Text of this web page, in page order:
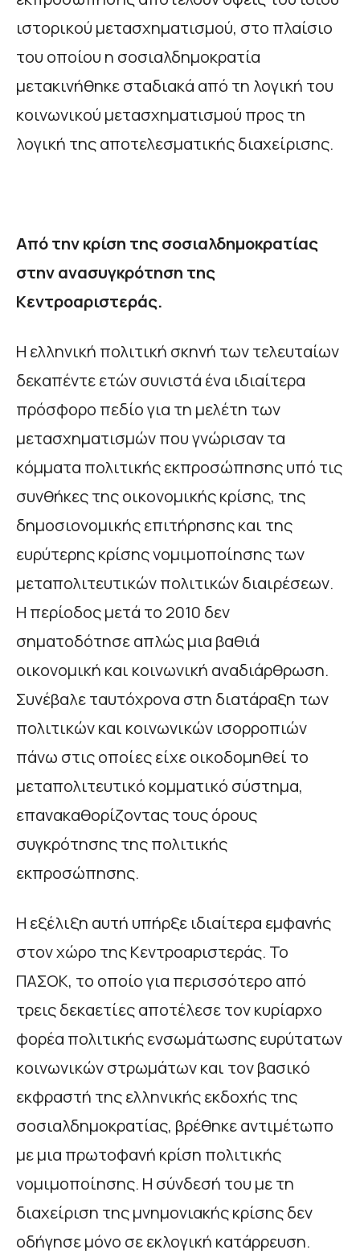
ιστορικού μετασχηματισμού, στο πλαίσιο
του οποίου η σοσιαλδημοκρατία
μετακινήθηκε σταδιακά από τη λογική του
κοινωνικού μετασχηματισμού προς τη
λογική της αποτελεσματικής διαχείρισης.
Από την κρίση της σοσιαλδημοκρατίας
στην ανασυγκρότηση της
Κεντροαριστεράς.
Η ελληνική πολιτική σκηνή των τελευταίων
δεκαπέντε ετών συνιστά ένα ιδιαίτερα
πρόσφορο πεδίο για τη μελέτη των
μετασχηματισμών που γνώρισαν τα
κόμματα πολιτικής εκπροσώπησης υπό τις
συνθήκες της οικονομικής κρίσης, της
δημοσιονομικής επιτήρησης και της
ευρύτερης κρίσης νομιμοποίησης των
μεταπολιτευτικών πολιτικών διαιρέσεων.
Η περίοδος μετά το 2010 δεν
σηματοδότησε απλώς μια βαθιά
οικονομική και κοινωνική αναδιάρθρωση.
Συνέβαλε ταυτόχρονα στη διατάραξη των
πολιτικών και κοινωνικών ισορροπιών
πάνω στις οποίες είχε οικοδομηθεί το
μεταπολιτευτικό κομματικό σύστημα,
επανακαθορίζοντας τους όρους
συγκρότησης της πολιτικής
εκπροσώπησης.
Η εξέλιξη αυτή υπήρξε ιδιαίτερα εμφανής
στον χώρο της Κεντροαριστεράς. Το
ΠΑΣΟΚ, το οποίο για περισσότερο από
τρεις δεκαετίες αποτέλεσε τον κυρίαρχο
φορέα πολιτικής ενσωμάτωσης ευρύτατων
κοινωνικών στρωμάτων και τον βασικό
εκφραστή της ελληνικής εκδοχής της
σοσιαλδημοκρατίας, βρέθηκε αντιμέτωπο
με μια πρωτοφανή κρίση πολιτικής
νομιμοποίησης. Η σύνδεσή του με τη
διαχείριση της μνημονιακής κρίσης δεν
οδήγησε μόνο σε εκλογική κατάρρευση.